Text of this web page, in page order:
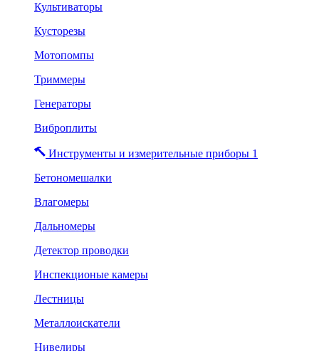
Культиваторы
Кусторезы
Мотопомпы
Триммеры
Генераторы
Виброплиты
Инструменты и измерительные приборы 1
Бетономешалки
Влагомеры
Дальномеры
Детектор проводки
Инспекционые камеры
Лестницы
Металлоискатели
Нивелиры